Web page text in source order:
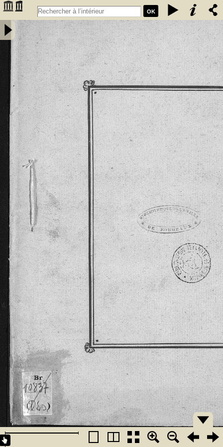
OK
Extrait des coutumes données aux habitants de la chastellenie de
Fumel par les seigneurs de Fumel. Les coustumes, en langage
gascon sont de l'an 1265 et l'Extrait de l'an 1297 -